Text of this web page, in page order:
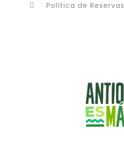
Política de Reservas